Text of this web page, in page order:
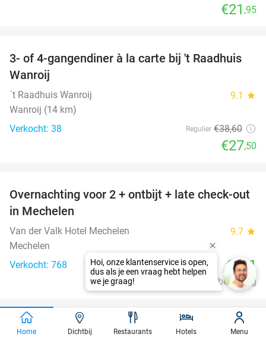
€21 ,95
29%
3- of 4-gangendiner à la carte bij 't Raadhuis
Wanroij
´t Raadhuis Wanroij 9.1 star
Wanroij (14 km)
Verkocht: 38
Regulier €38,60
€27,50
Overnachting voor 2 + ontbijt + late check-out
in Mechelen
Van der Valk Hotel Mechelen 9.7 star
Mechelen
Verkocht: 768
€141
Excl. ca. €7,75 p.p.p.n. toeristenbelasting
19%
All-in spelen, eten en drinken bij Duinoord
Home Dichtbij Restaurants Hotels Menu